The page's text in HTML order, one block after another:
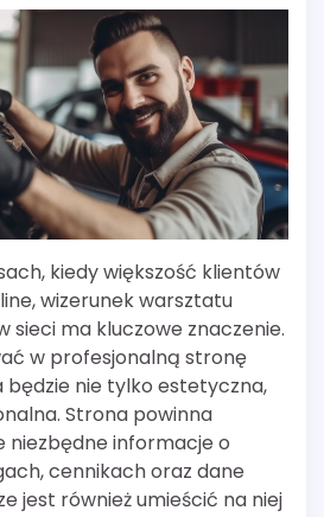
kiedy większość klientów
wizerunek warsztatu
sieci ma kluczowe znaczenie.
w profesjonalną stronę
nie tylko estetyczna,
Strona powinna
niezbędne informacje o
cennikach oraz dane
jest również umieścić na niej